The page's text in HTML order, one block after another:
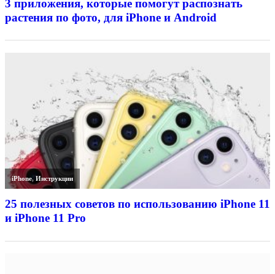
3 приложения, которые помогут распознать
растения по фото, для iPhone и Android
iPhone,Инструкции
25 полезных советов по использованию iPhone 11
и iPhone 11 Pro